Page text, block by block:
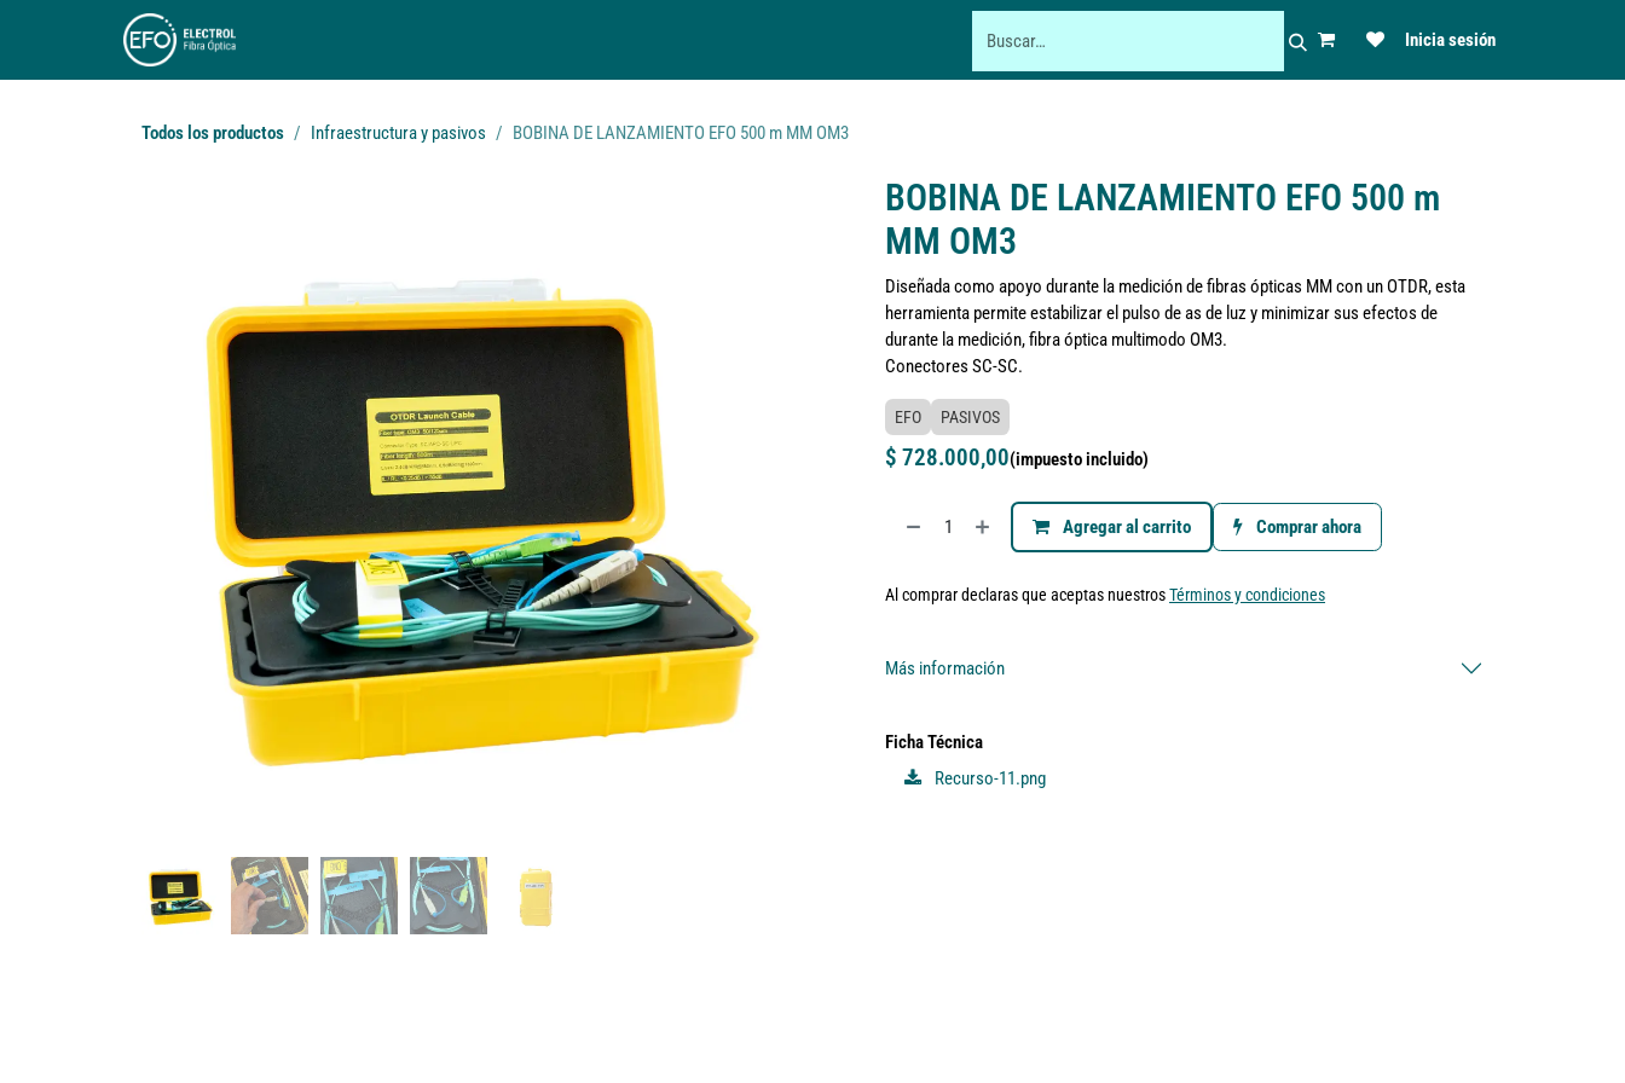
Inicia sesión
Todos los productos Infraestructura y pasivos BOBINA DE LANZAMIENTO EFO 500 m MM OM3
BOBINA DE LANZAMIENTO EFO 500 m
MM OM3
Diseñada como apoyo durante la medición de fibras ópticas MM con un OTDR, esta
herramienta permite estabilizar el pulso de as de luz y minimizar sus efectos de
durante la medición, fibra óptica multimodo OM3.
Conectores SC-SC.
EFO PASIVOS
$ 728.000,00(impuesto incluido)
Agregar al carrito Comprar ahora
Al comprar declaras que aceptas nuestrosTérminos y condiciones
Más información
Ficha Técnica
Recurso-11.png